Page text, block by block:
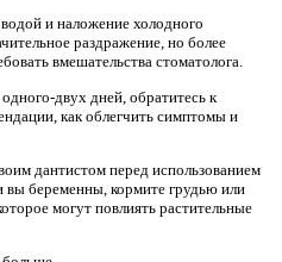
и наложение холодного
раздражение, но более
вмешательства стоматолога.
двух дней, обратитесь к
как облегчить симптомы и
дантистом перед использованием
вы беременны, кормите грудью или
могут повлиять растительные